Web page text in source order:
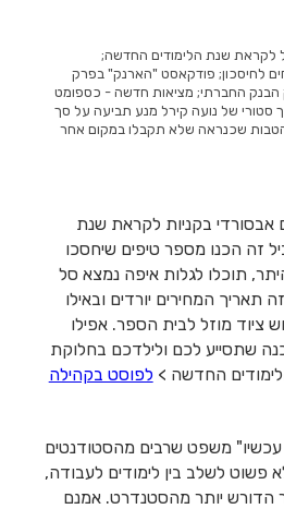
לקראת שנת הלימודים החדשה;
לחיסכון; פודקאסט "הארנק" בפרק
הבנק החברתי; מציאות חדשה - כספומט
סטורי של נועה קירל מנע תביעה על סך
אבסורדי בקניות לקראת שנת
זה הכנו מספר טיפים שיחסכו
תוכלו לגלות איפה נמצא סל
תאריך המחירים יורדים ובאילו
ציוד מוזל לבית הספר. אפילו
שתסייע לכם ולילדכם בחלוקת
החדשה > לפוסט בקהילה
עכשיו" משפט שרבים מהסטודנטים
פשוט לשלב בין לימודים לעבודה,
הדורש יותר מהסטנדרט. אמנם